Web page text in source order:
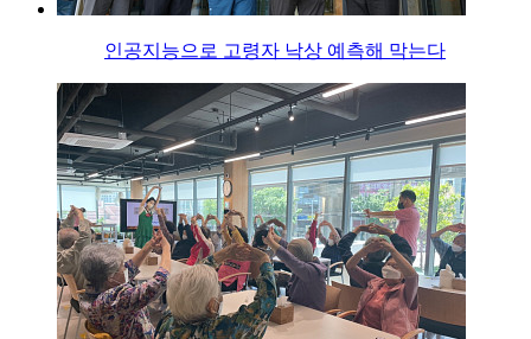
인공지능으로 고령자 낙상 예측해 막는다